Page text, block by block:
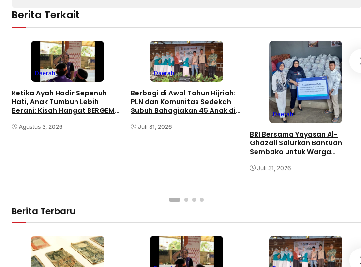
Berita Terkait
Daerah
Ketika Ayah Hadir Sepenuh
Hati, Anak Tumbuh Lebih
Berani: Kisah Hangat BERGEMA
Agustus 3, 2026
Daerah
Berbagi di Awal Tahun Hijriah:
PLN dan Komunitas Sedekah
Subuh Bahagiakan 45 Anak di
Juli 31, 2026
Daerah
BRI Bersama Yayasan Al-
Ghazali Salurkan Bantuan
Sembako untuk Warga
Juli 31, 2026
Berita Terbaru